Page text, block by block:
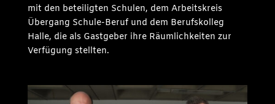
mit den beteiligten Schulen, dem Arbeitskreis
Übergang Schule-Beruf und dem Berufskolleg
Halle, die als Gastgeber ihre Räumlichkeiten zur
Verfügung stellten.